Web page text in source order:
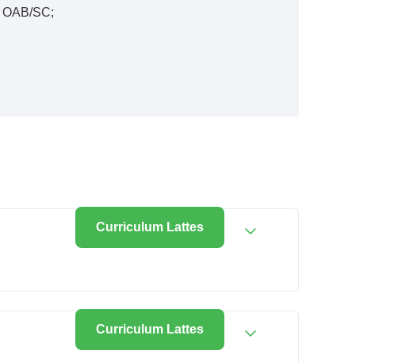
SC;
Curriculum Lattes
Curriculum Lattes